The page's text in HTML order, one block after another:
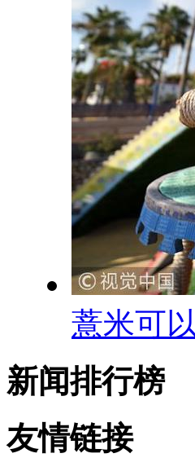
薏米可
新闻排行榜
友情链接